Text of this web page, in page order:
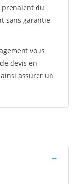
prenaient du
sans garantie
vous
devis en
assurer un